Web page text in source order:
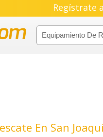
Regístrate
En San